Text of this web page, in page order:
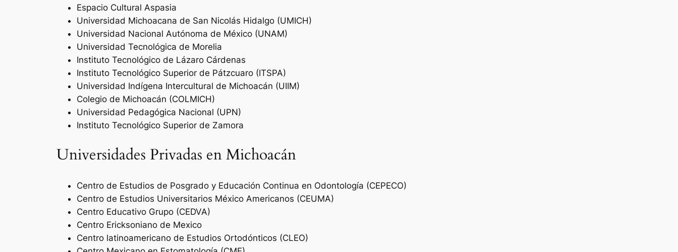
Espacio Cultural Aspasia
Universidad Michoacana de San Nicolás Hidalgo (UMICH)
Universidad Nacional Autónoma de México (UNAM)
Universidad Tecnológica de Morelia
Instituto Tecnológico de Lázaro Cárdenas
Instituto Tecnológico Superior de Pátzcuaro (ITSPA)
Universidad Indígena Intercultural de Michoacán (UIIM)
Colegio de Michoacán (COLMICH)
Universidad Pedagógica Nacional (UPN)
Instituto Tecnológico Superior de Zamora
Universidades Privadas en Michoacán
Centro de Estudios de Posgrado y Educación Continua en Odontología (CEPECO)
Centro de Estudios Universitarios México Americanos (CEUMA)
Centro Educativo Grupo (CEDVA)
Centro Ericksoniano de Mexico
Centro latinoamericano de Estudios Ortodónticos (CLEO)